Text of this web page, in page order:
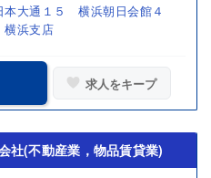
本大通１５ 横浜朝日会館４
浜支店
求人をキープ
社(不動産業，物品賃貸業)